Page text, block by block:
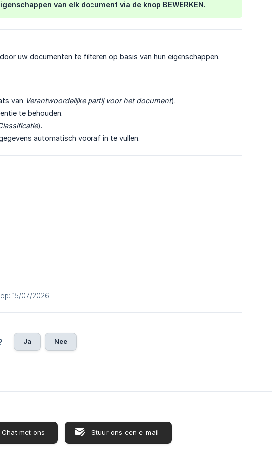
van elk document via de knop BEWERKEN.
uw documenten te filteren op basis van hun eigenschappen.
van Verantwoordelijke partij voor het document).
te behouden.
).
automatisch vooraf in te vullen.
15/07/2026
Ja Nee
Chat met ons Stuur ons een e-mail